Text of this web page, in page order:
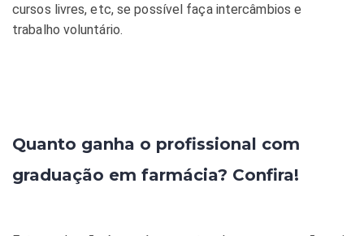
cursos livres, etc, se possível faça intercâmbios e
trabalho voluntário.
Quanto ganha o profissional com
graduação em farmácia? Confira!